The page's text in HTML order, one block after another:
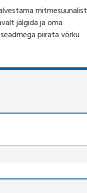
mitmesuunalist
jälgida ja oma
piirata võrku